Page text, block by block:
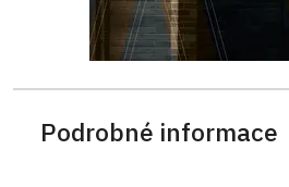
Podrobné informace